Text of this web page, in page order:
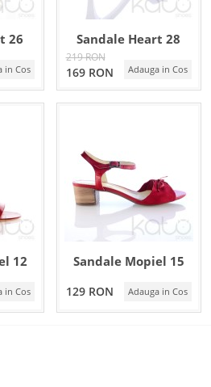
26
in Cos
Sandale Heart 28
219 RON
169 RON Adauga in Cos
12
in Cos
Sandale Mopiel 15
129 RON Adauga in Cos